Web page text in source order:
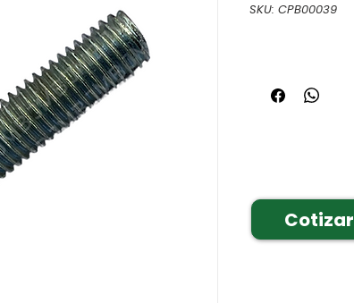
SKU: CPB00039
Cotizar